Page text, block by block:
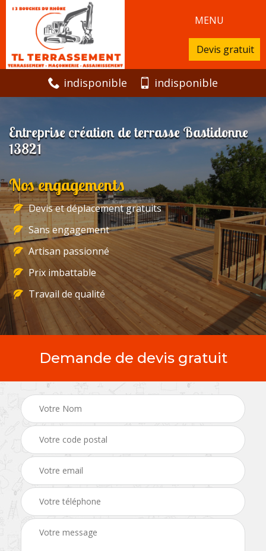
MENU
Devis gratuit
indisponible indisponible
Entreprise création de terrasse Bastidonne
13821
Nos engagements
Devis et déplacement gratuits
Sans engagement
Artisan passionné
Prix imbattable
Travail de qualité
Demande de devis gratuit